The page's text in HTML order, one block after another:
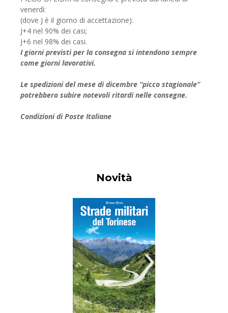
venerdì:
(dove J è il giorno di accettazione):
J+4 nel 90% dei casi;
J+6 nel 98% dei casi.
I giorni previsti per la consegna si intendono sempre
come giorni lavorativi.
Le spedizioni del mese di dicembre “picco stagionale”
potrebbero subire notevoli ritardi nelle consegne.
Condizioni di Poste Italiane
Novità